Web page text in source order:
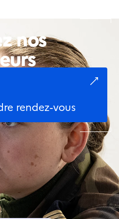
nos
rendez-vous
offres